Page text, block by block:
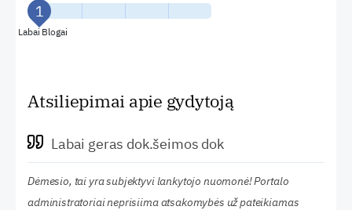
Labai Blogai
Atsiliepimai apie gydytoją
Labai geras dok.šeimos dok
Dėmesio, tai yra subjektyvi lankytojo nuomonė! Portalo
administratoriai neprisiima atsakomybės už pateikiamas